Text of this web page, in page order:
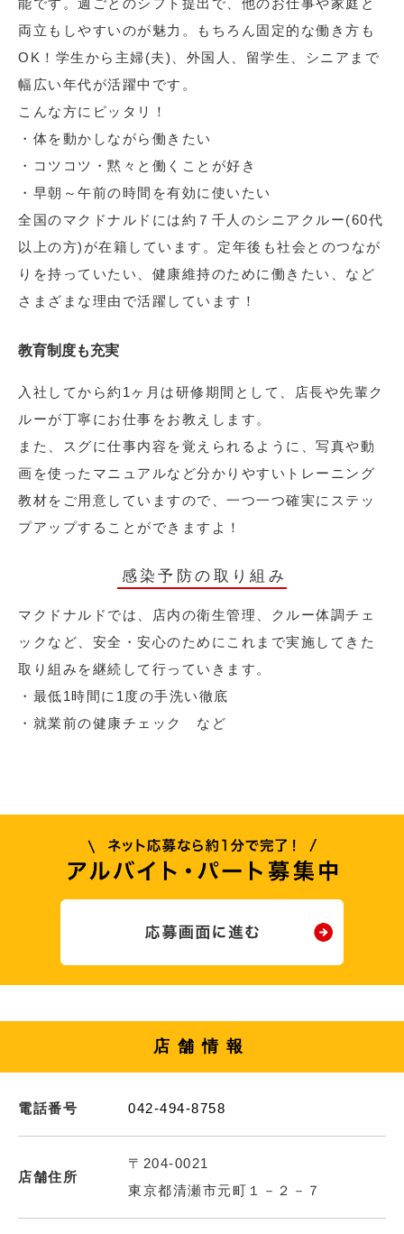
能です。週ごとのシフト提出で、他のお仕事や家庭と
両立もしやすいのが魅力。もちろん固定的な働き方も
OK！学生から主婦(夫)、外国人、留学生、シニアまで
幅広い年代が活躍中です。
こんな方にピッタリ！
・体を動かしながら働きたい
・コツコツ・黙々と働くことが好き
・早朝～午前の時間を有効に使いたい
全国のマクドナルドには約７千人のシニアクルー(60代
以上の方)が在籍しています。定年後も社会とのつなが
りを持っていたい、健康維持のために働きたい、など
さまざまな理由で活躍しています！
教育制度も充実
入社してから約1ヶ月は研修期間として、店長や先輩ク
ルーが丁寧にお仕事をお教えします。
また、スグに仕事内容を覚えられるように、写真や動
画を使ったマニュアルなど分かりやすいトレーニング
教材をご用意していますので、一つ一つ確実にステッ
プアップすることができますよ！
感染予防の取り組み
マクドナルドでは、店内の衛生管理、クルー体調チェ
ックなど、安全・安心のためにこれまで実施してきた
取り組みを継続して行っていきます。
・最低1時間に1度の手洗い徹底
・就業前の健康チェック など
店舗情報
電話番号 042-494-8758
店舗住所
〒204-0021
東京都清瀬市元町１－２－７